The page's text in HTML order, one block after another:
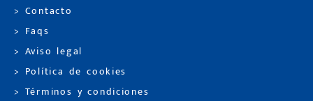
> Contacto
> Faqs
> Aviso legal
> Política de cookies
> Términos y condiciones